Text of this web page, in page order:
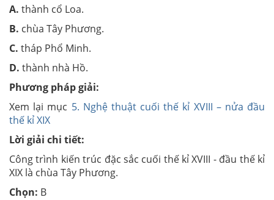
A. thành cổ Loa.
B. chùa Tây Phương.
C. tháp Phổ Minh.
D. thành nhà Hồ.
Phương pháp giải:
Xem lại mục 5. Nghệ thuật cuối thế kỉ XVIII – nửa đầu
thế kỉ XIX
Lời giải chi tiết:
Công trình kiến trúc đặc sắc cuối thế kỉ XVIII - đầu thế kỉ
XIX là chùa Tây Phương.
Chọn: B